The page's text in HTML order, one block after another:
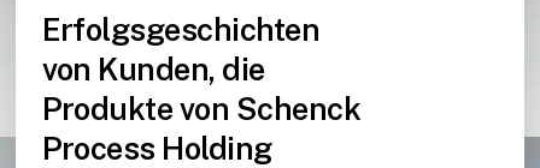
Erfolgsgeschichten
von Kunden, die
Produkte von Schenck
Process Holding